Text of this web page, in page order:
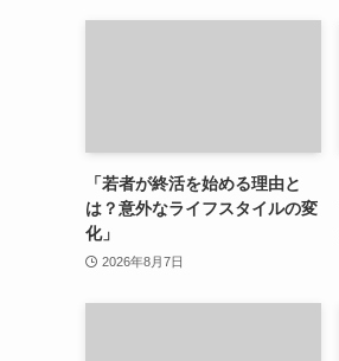
「若者が終活を始める理由と
は？意外なライフスタイルの変
化」
2026年8月7日